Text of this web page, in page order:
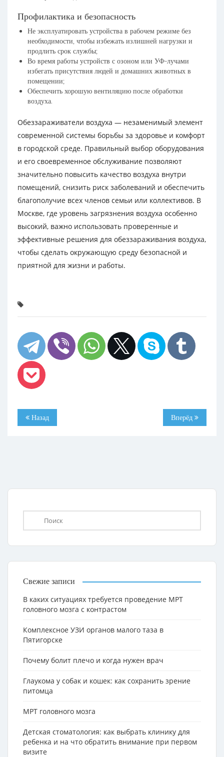
Профилактика и безопасность
Не эксплуатировать устройства в рабочем режиме без
необходимости, чтобы избежать излишней нагрузки и
продлить срок службы;
Во время работы устройств с озоном или УФ-лучами
избегать присутствия людей и домашних животных в
помещении;
Обеспечить хорошую вентиляцию после обработки
воздуха.
Обеззараживатели воздуха — незаменимый элемент
современной системы борьбы за здоровье и комфорт
в городской среде. Правильный выбор оборудования
и его своевременное обслуживание позволяют
значительно повысить качество воздуха внутри
помещений, снизить риск заболеваний и обеспечить
благополучие всех членов семьи или коллективов. В
Москве, где уровень загрязнения воздуха особенно
высокий, важно использовать проверенные и
эффективные решения для обеззараживания воздуха,
чтобы сделать окружающую среду безопасной и
приятной для жизни и работы.
Назад Вперёд
Свежие записи
В каких ситуациях требуется проведение МРТ
головного мозга с контрастом
Комплексное УЗИ органов малого таза в
Пятигорске
Почему болит плечо и когда нужен врач
Глаукома у собак и кошек: как сохранить зрение
питомца
МРТ головного мозга
Детская стоматология: как выбрать клинику для
ребенка и на что обратить внимание при первом
визите